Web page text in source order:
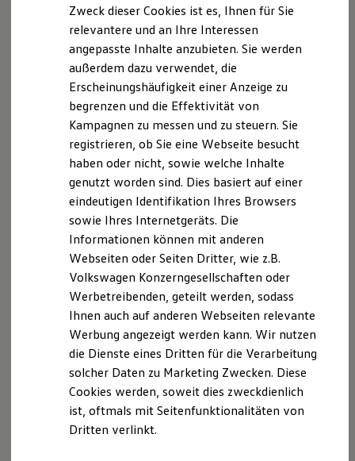
Kaufoptionen
E-Auto-Förderung
Software und Konnektivität
Die ID. Software 6
ID. Software Versionen und Updates
Digitale Extras
Schnittstellen zu Ihrem ID.
Hybridautos
Marke und Erlebnis
Volkswagen R und R Experience
R-Modelle
R Experience
Driving Experience
Volkswagen entdecken
Werkbesichtigung
Lifestyle Shop
T-Roc Kollektion
Golf Kollektion
ID. Kollektion
Volkswagen Kollektion
R-Kollektion
GTI Kollektion
Fußball Drop
we drive football
#wedriveproud
Besitzer und Service
Software Updates
Service und Ersatzteile
Datenschutzerklärung
A. Verantwortlicher
Wir freuen uns, dass Sie unsere Webseite der Koch-
BAG-Auto GmbH, In der Au 4, 73479 Ellwangen,
lutz.haerterich@koch-autogruppe.debesuchen. Im
Folgenden informieren wir Sie über die Verarbeitung
Ihrer personenbezogenen Daten durch uns im
Zusammenhang mit Ihrem Besuch unserer Webseite.
B. Verarbeitung Ihrer personenbezogenen Daten
Unsere Webseite bietet Ihnen verschiedene
Angebote, die wir Ihnen in Bezug auf dabei durch uns
verarbeitete personenbezogene Daten im Folgenden
näher erläutern möchten. Bei der Datenverarbeitung
im Zusammenhang mit unserer Webseite unterstützt
uns die Volkswagen Deutschland GmbH und Co. KG als
Auftragsverarbeiter. Die Volkswagen Deutschland
GmbH & Co. KG setzt ihrerseits als
Unterauftragnehmer die Volkswagen AG ein, die
Zweck dieser Cookies ist es, Ihnen für Sie
relevantere und an Ihre Interessen
angepasste Inhalte anzubieten. Sie werden
außerdem dazu verwendet, die
Erscheinungshäufigkeit einer Anzeige zu
begrenzen und die Effektivität von
Kampagnen zu messen und zu steuern. Sie
registrieren, ob Sie eine Webseite besucht
haben oder nicht, sowie welche Inhalte
genutzt worden sind. Dies basiert auf einer
eindeutigen Identifikation Ihres Browsers
sowie Ihres Internetgeräts. Die
Informationen können mit anderen
Webseiten oder Seiten Dritter, wie z.B.
Volkswagen Konzerngesellschaften oder
Werbetreibenden, geteilt werden, sodass
Ihnen auch auf anderen Webseiten relevante
Werbung angezeigt werden kann. Wir nutzen
die Dienste eines Dritten für die Verarbeitung
solcher Daten zu Marketing Zwecken. Diese
Cookies werden, soweit dies zweckdienlich
ist, oftmals mit Seitenfunktionalitäten von
Dritten verlinkt.